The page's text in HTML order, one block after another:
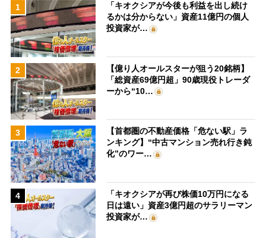
1
「キオクシアが今後も利益を出し続け
るかは分からない」資産11億円の個人
投資家が…
2
【億り人オールスターが狙う20銘柄】
「総資産69億円超」90歳現役トレーダ
ーから“10…
3
【首都圏の不動産価格「危ない駅」ラ
ンキング】“中古マンション売れ行き鈍
化”のワー…
4
「キオクシアが再び株価10万円になる
日は遠い」資産3億円超のサラリーマン
投資家が…